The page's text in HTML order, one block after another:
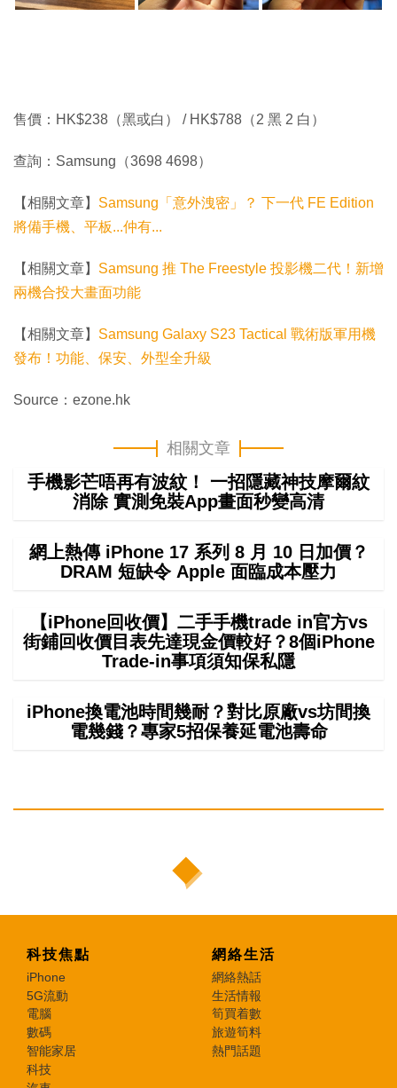
售價：HK$238（黑或白） / HK$788（2 黑 2 白）
查詢：Samsung（3698 4698）
【相關文章】 Samsung「意外洩密」？ 下一代 FE Edition
將備手機、平板...仲有...
【相關文章】 Samsung 推 The Freestyle 投影機二代！新增
兩機合投大畫面功能
【相關文章】 Samsung Galaxy S23 Tactical 戰術版軍用機
發布！功能、保安、外型全升級
Source：ezone.hk
相關文章
手機影芒唔再有波紋！ 一招隱藏神技摩爾紋
消除 實測免裝App畫面秒變高清
網上熱傳 iPhone 17 系列 8 月 10 日加價？
DRAM 短缺令 Apple 面臨成本壓力
【iPhone回收價】二手手機trade in官方vs
街鋪回收價目表先達現金價較好？8個iPhone
Trade-in事項須知保私隱
iPhone換電池時間幾耐？對比原廠vs坊間換
電幾錢？專家5招保養延電池壽命
科技焦點
iPhone
5G流動
電腦
數碼
智能家居
科技
網絡生活
網絡熱話
生活情報
筍買着數
旅遊筍料
熱門話題